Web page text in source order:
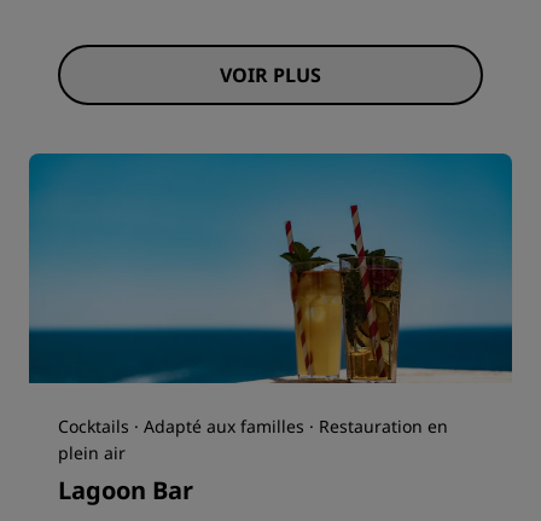
VOIR PLUS
Cocktails · Adapté aux familles · Restauration en
plein air
Lagoon Bar